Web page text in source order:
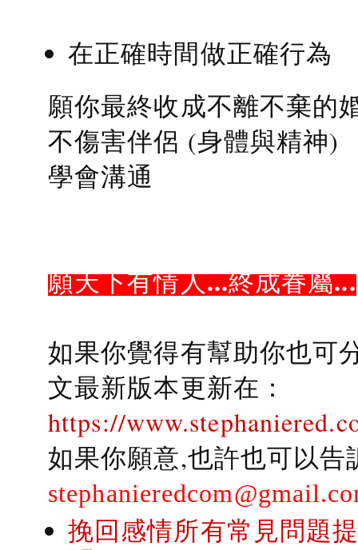
在正確時間做正確行為
願你最終收成不離不棄的
不傷害伴侶 (身體與精神)
學會溝通
願天下有情人...終成眷屬...
如果你覺得有幫助你也可
文最新版本更新在：
https://
如果你願意,也許也可以
挽回感情所有常見問題